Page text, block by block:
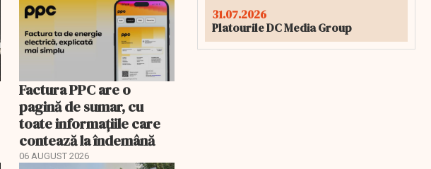
Factura PPC are o
pagină de sumar, cu
toate informațiile care
contează la îndemână
06 AUGUST 2026
31.07.2026
Platourile DC Media Group